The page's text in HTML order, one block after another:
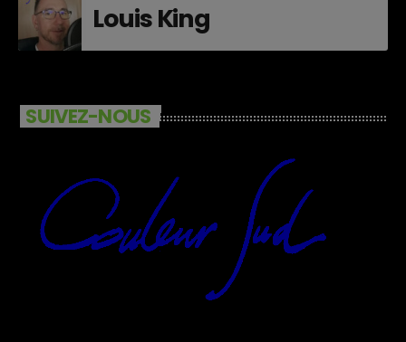
Louis King
SUIVEZ-NOUS